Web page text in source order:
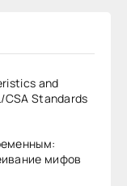
and
Standards
мифов